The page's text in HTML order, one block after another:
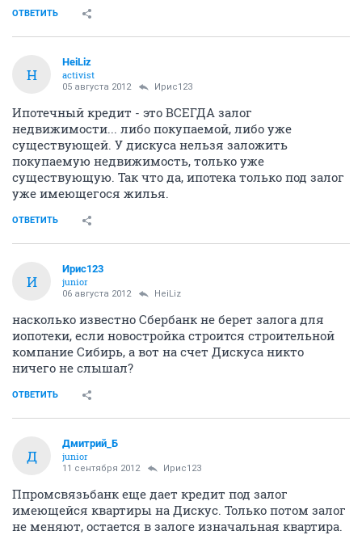
ОТВЕТИТЬ
H
HeiLiz
activist
05 августа 2012 Ирис123
Ипотечный кредит - это ВСЕГДА залог
недвижимости... либо покупаемой, либо уже
существующей. У дискуса нельзя заложить
покупаемую недвижимость, только уже
существующую. Так что да, ипотека только под залог
уже имеющегося жилья.
ОТВЕТИТЬ
И
Ирис123
junior
06 августа 2012 HeiLiz
насколько известно Сбербанк не берет залога для
иопотеки, если новостройка строится строительной
компание Сибирь, а вот на счет Дискуса никто
ничего не слышал?
ОТВЕТИТЬ
Д
Дмитрий_Б
junior
11 сентября 2012 Ирис123
Ппромсвязьбанк еще дает кредит под залог
имеющейся квартиры на Дискус. Только потом залог
не меняют, остается в залоге изначальная квартира.